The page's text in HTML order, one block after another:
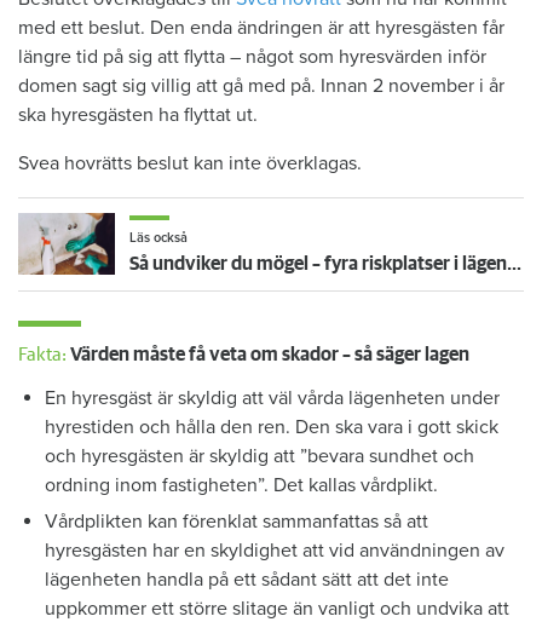
med ett beslut. Den enda ändringen är att hyresgästen får
längre tid på sig att flytta – något som hyresvärden inför
domen sagt sig villig att gå med på. Innan 2 november i år
ska hyresgästen ha flyttat ut.
Svea hovrätts beslut kan inte överklagas.
Läs också
Så undviker du mögel – fyra riskplatser i lägenheten: ”Måste städa bort”
Fakta: Värden måste få veta om skador – så säger lagen
En hyresgäst är skyldig att väl vårda lägenheten under
hyrestiden och hålla den ren. Den ska vara i gott skick
och hyresgästen är skyldig att ”bevara sundhet och
ordning inom fastigheten”. Det kallas vårdplikt.
Vårdplikten kan förenklat sammanfattas så att
hyresgästen har en skyldighet att vid användningen av
lägenheten handla på ett sådant sätt att det inte
uppkommer ett större slitage än vanligt och undvika att